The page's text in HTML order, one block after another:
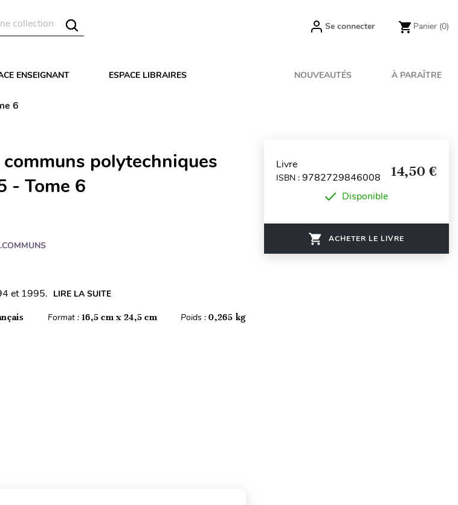
Se connecter Panier (0)
ENSEIGNANT ESPACE LIBRAIRES NOUVEAUTÉS À PARAÎTRE
6
polytechniques
- Tome 6
et 1995. LIRE LA SUITE
Format : 16,5 cm x 24,5 cm Poids :0,265 kg
Livre
ISBN : 9782729846008 14,50 €
Disponible
ACHETER LE LIVRE